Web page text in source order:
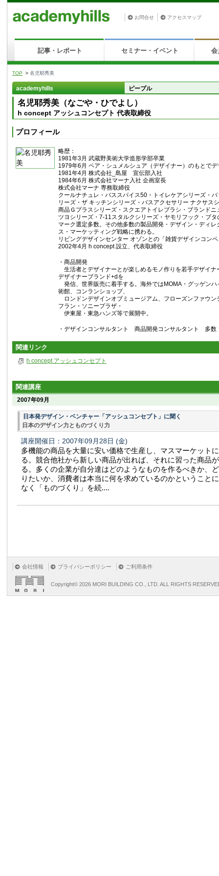
お問合せ アクセスマップ
記事・レポート セミナー・イベント 会
TOP > 名児耶秀美
academyhills ピープル
名児耶秀美（なごや・ひでよし）
h concept アッシュコンセプト 代表取締役
プロフィール
略歴：
1981年3月 武蔵野美術大学造形学部卒業
1979年6月 ペア・シュメルシュア（デザイナー）のもとで
1981年4月 株式会社_島屋 宣伝部入社
1984年6月 株式会社マーナ入社 企画室長
株式会社マーナ 専務取締役
クールナチュレ・バススパイス50・トイレケアシリーズ・
リーズ・ザ キッチンシリーズ・バスアクセサリー ナクサス
商品Ｇプラスシリーズ・スクエアトイレブラシ・ブランドニ
ツヨシリーズ・7-11スタルクシリーズ・ヤモリフック・ブ
マーク選定多数。その他多数の製品開発・デザイン・ディレ
ス・マーケッティング戦略に携わる。
リビングデザインセンター オゾンとの「雑貨デザインコン
2002年4月 h concept 設立、代表取締役
・商品開発
生活者とデザイナーとが楽しめるモノ作りを若手デザイナ
デザイナーブランド+dを
発信、世界販売に着手する。海外ではMOMA・グッゲンハ
術館、コンランショップ、
ロンドンデザインオブミュージアム、フローズンファウン
フラン・ソニープラザ・
伊東屋・東急ハンズ等で展開中。
・デザインコンサルタント 商品開発コンサルタント 多数
関連リンク
h concept アッシュコンセプト
関連講座
2007年09月
日本発デザイン・ベンチャー「アッシュコンセプト」に聞く
日本のデザイン力とものづくり力
講座開催日：2007年09月28日 (金)
多機能の商品を大量に安い価格で生産し、マスマーケット
る。競合他社から新しい商品が出れば、それに習った商品
る。多くの企業が自分達はどのようなものを作るべきか、
りたいか、消費者は本当に何を求めているのかということ
なく「ものづくり」を続....
会社情報 プライバシーポリシー ご利用条件
Copyright© 2026 MORI BUILDING CO., LTD. ALL RIGHTS